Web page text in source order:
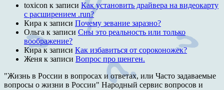
toxicon к записи Как установить драйвера на видеокарту
с расширением .run?
Кира к записи Почему зевание заразно?
Ольга к записи Сны это реальность или только
воображение?
Кирак записи Как избавиться от сороконожек?
Женя к записи Вопрос про шенген.
"Жизнь в России в вопросах и ответах, или Часто задаваемые
вопросы о жизни в России" Народный сервис вопросов и